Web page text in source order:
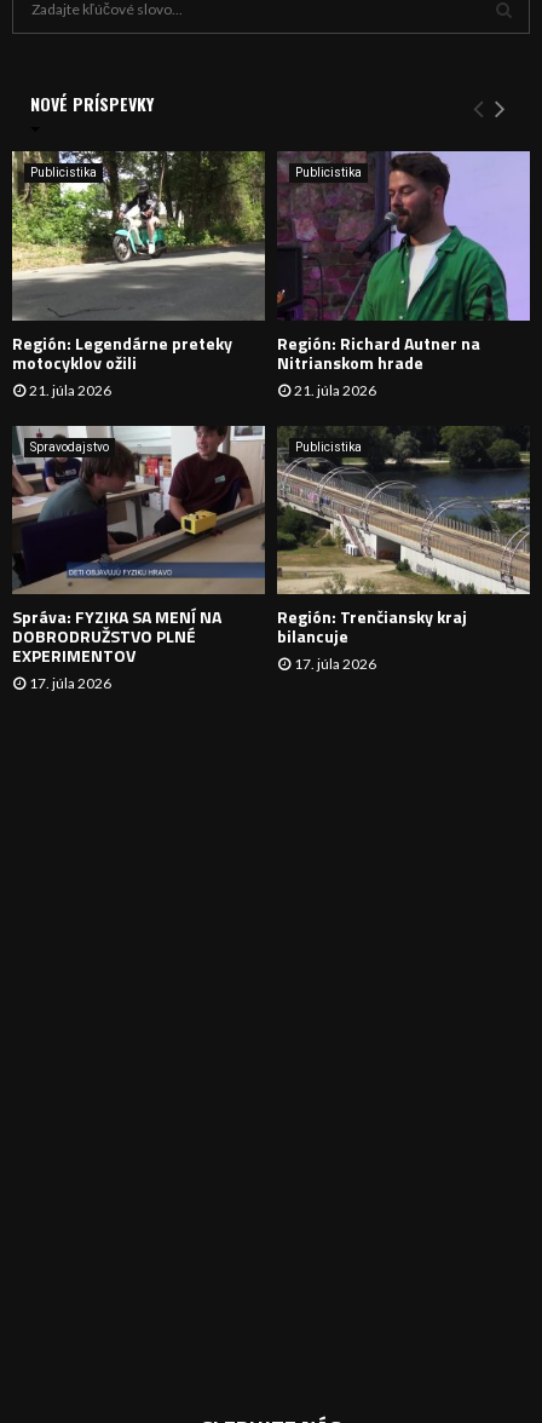
i
e
:
Y
H
D
A
N
I
E
NOVÉ PRÍSPEVKY
Publicistika
Región: Legendárne preteky
motocyklov ožili
21. júla 2026
Publicistika
Región: Richard Autner na
Nitrianskom hrade
21. júla 2026
Spravodajstvo
Správa: FYZIKA SA MENÍ NA
DOBRODRUŽSTVO PLNÉ
EXPERIMENTOV
17. júla 2026
Publicistika
Región: Trenčiansky kraj
bilancuje
17. júla 2026